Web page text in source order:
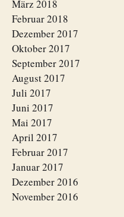
März 2018
Februar 2018
Dezember 2017
Oktober 2017
September 2017
August 2017
Juli 2017
Juni 2017
Mai 2017
April 2017
Februar 2017
Januar 2017
Dezember 2016
November 2016